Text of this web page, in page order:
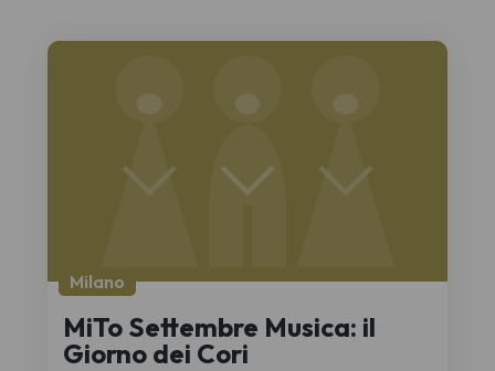
Milano
MiTo Settembre Musica: il
Giorno dei Cori